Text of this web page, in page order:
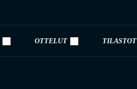
OTTELUT TILASTOT